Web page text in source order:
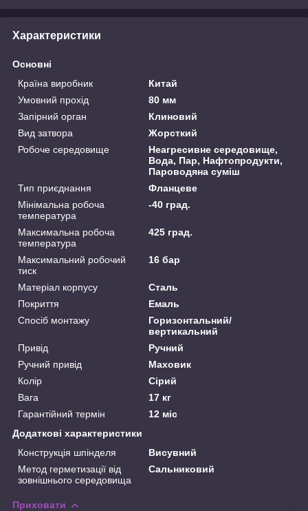
Характеристики
Основні
Країна виробник
Китай
Умовний прохід
80 мм
Запірний орган
Клиновий
Вид затвора
Жорсткий
Робоче середовище
Неагресивне середовище,
Вода, Пар, Нафтопродукти,
Пароводяна суміш
Тип приєднання
Фланцеве
Мінімальна робоча
температура
-40 град.
Максимальна робоча
температура
425 град.
Максимальний робочий
тиск
16 бар
Матеріал корпусу
Сталь
Покриття
Емаль
Спосіб монтажу
Горизонтальний/
вертикальний
Привід
Ручний
Ручний привід
Маховик
Колір
Сірий
Вага
17 кг
Гарантійний термін
12 міс
Додаткові характеристики
Конструкція шпінделя
Висувний
Метод герметизації від
зовнішнього середовища
Сальниковий
Приховати